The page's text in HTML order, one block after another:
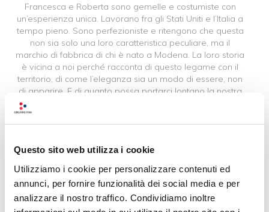
Questo sito web utilizza i cookie
Utilizziamo i cookie per personalizzare contenuti ed
annunci, per fornire funzionalità dei social media e per
analizzare il nostro traffico. Condividiamo inoltre
Francesca e Roberta sono gemelle e costumiste con
un’esperienza unica. Lavorano fra gli Stati Uniti e l’Italia a
tempo pieno. Sono perfezioniste e ritengono che questa
non sia solo una loro caratteristica peculiare, ma il
marchio di fabbrica di chi è nato a Modena. La loro storia
è vicina a noi perché racconta di questo legame con il
territorio, di come l’eleganza sia un modo di essere, non
di apparire. E di quanto possa portarci lontano la nostra